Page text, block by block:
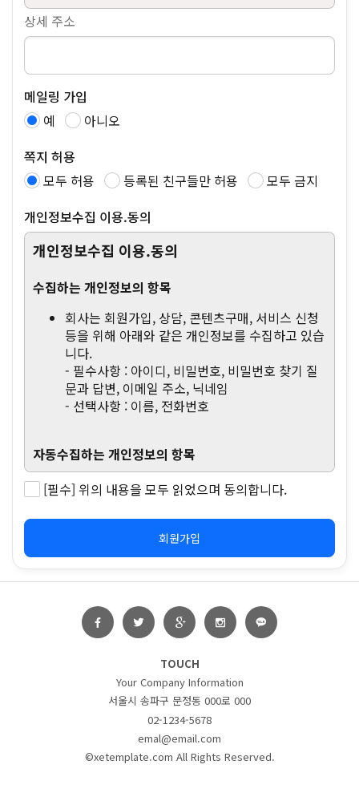
상세 주소
메일링 가입
예
아니오
쪽지 허용
모두 허용
등록된 친구들만 허용
모두 금지
개인정보수집 이용.동의
개인정보수집 이용.동의
수집하는 개인정보의 항목
회사는 회원가입, 상담, 콘텐츠구매, 서비스 신청
등을 위해 아래와 같은 개인정보를 수집하고 있습
니다.
- 필수사항 : 아이디, 비밀번호, 비밀번호 찾기 질
문과 답변, 이메일 주소, 닉네임
- 선택사항 : 이름, 전화번호
자동수집하는 개인정보의 항목
서비스 이용과정이나 사업처리 과정에서 아래와
같은 정보들이 자동으로 생성되어 수집될 수 있습
니다.
- IP Address, 쿠키, 접속로그, 서비스 이용 기록,
불량 이용 기록, 결제기록, OS버전, 브라우저 모
델명
[필수] 위의 내용을 모두 읽었으며 동의합니다.
회원가입
TOUCH
Your Company Information
서울시 송파구 문정동 000로 000
02-1234-5678
emal@email.com
©xetemplate.com All Rights Reserved.